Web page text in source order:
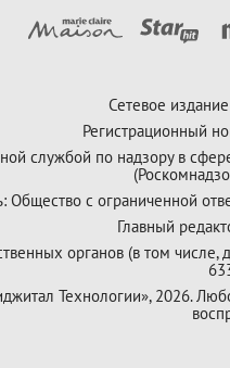
Сетевое
Регистрационный
службой по надзору в
Общество с ограниченной
Главный
органов (в том
Технологии», 2026.